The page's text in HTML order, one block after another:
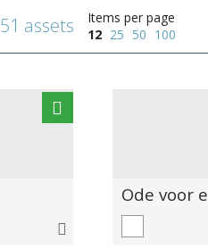
Items per page
12 25 50 100
51 assets
Ode voor